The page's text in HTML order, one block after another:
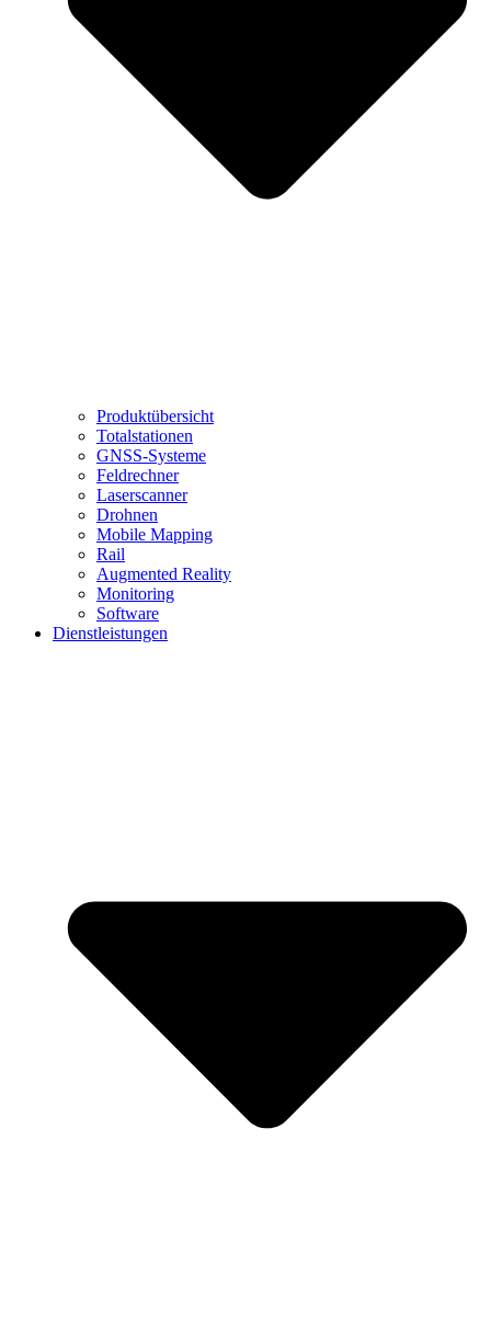
Produktübersicht
Totalstationen
GNSS-Systeme
Feldrechner
Laserscanner
Drohnen
Mobile Mapping
Rail
Augmented Reality
Monitoring
Software
Dienstleistungen